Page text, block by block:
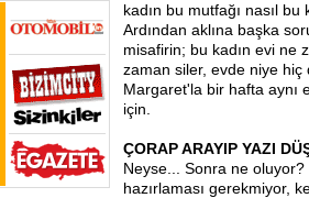
kadın bu mutfağı nasıl
Ardından aklına başka
misafirin; bu kadın evi ne
zaman siler, evde niye hiç
Margaret'la bir hafta aynı
için.
ÇORAP ARAYIP YAZI
Neyse... Sonra ne
hazırlaması gerekmiyor,